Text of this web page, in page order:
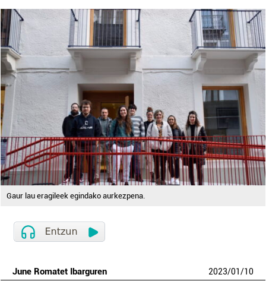
Gaur lau eragileek egindako aurkezpena.
June Romatet Ibarguren 2023/01/10